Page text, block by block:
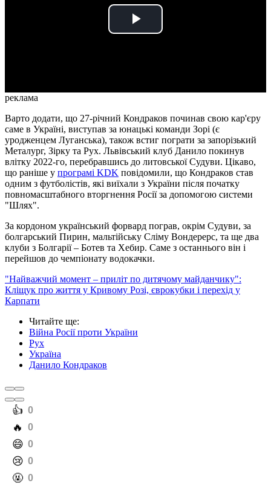
Play
реклама
Варто додати, що 27-річний Кондраков починав свою кар'єру
саме в Україні, виступав за юнацькі команди Зорі (є
уродженцем Луганська), також встиг пограти за запорізький
Металург, Зірку та Рух. Львівський клуб Данило покинув
влітку 2022-го, перебравшись до литовської Судуви. Цікаво,
що раніше у програмі KDK повідомили, що Кондраков став
одним з футболістів, які виїхали з України після початку
повномасштабного вторгнення Росії за допомогою системи
"Шлях".
За кордоном український форвард пограв, окрім Судуви, за
болгарський Пирин, мальтійську Сліму Вондерерс, та ще два
клуби з Болгарії – Ботев та Хебир. Саме з останнього він і
перейшов до чемпіонату водокачки.
"Найважчий момент – приліт по дитячому майданчику":
Кліщук про життя у Кривому Розі, єврокубки і перехід у
Карпати
Читайте ще:
Війна Росії проти України
Рух
Україна
Данило Кондраков
️👍 0
️🔥 0
️😄 0
️😢 0
️🤬 0